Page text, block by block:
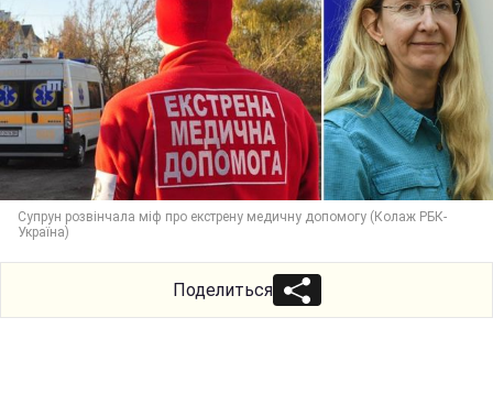
Супрун розвінчала міф про екстрену медичну допомогу (Колаж РБК-
Україна)
Поделиться